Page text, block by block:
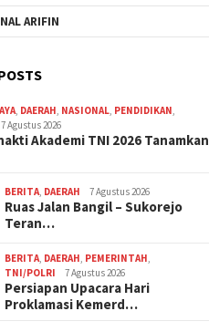
ARIFIN
, DAERAH, NASIONAL, PENDIDIKAN,
7 Agustus 2026
Akademi TNI 2026 Tanamkan
BERITA, DAERAH 7 Agustus 2026
Ruas Jalan Bangil – Sukorejo
Teran…
BERITA, DAERAH, PEMERINTAH,
TNI/POLRI
7 Agustus 2026
Persiapan Upacara Hari
Proklamasi Kemerd…